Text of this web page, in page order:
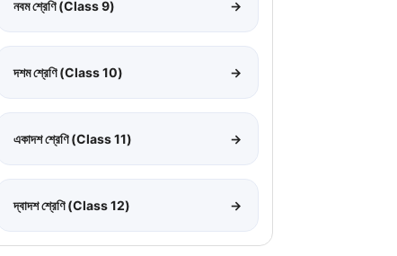
নবম শ্রেণি (Class 9) →
দশম শ্রেণি (Class 10) →
একাদশ শ্রেণি (Class 11) →
দ্বাদশ শ্রেণি (Class 12) →